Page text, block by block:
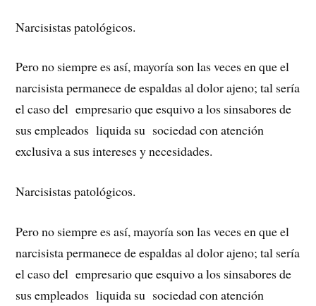
Narcisistas patológicos.
Pero no siempre es así, mayoría son las veces en que el
narcisista permanece de espaldas al dolor ajeno; tal sería
el caso del empresario que esquivo a los sinsabores de
sus empleados liquida su sociedad con atención
exclusiva a sus intereses y necesidades.
Narcisistas patológicos.
Pero no siempre es así, mayoría son las veces en que el
narcisista permanece de espaldas al dolor ajeno; tal sería
el caso del empresario que esquivo a los sinsabores de
sus empleados liquida su sociedad con atención